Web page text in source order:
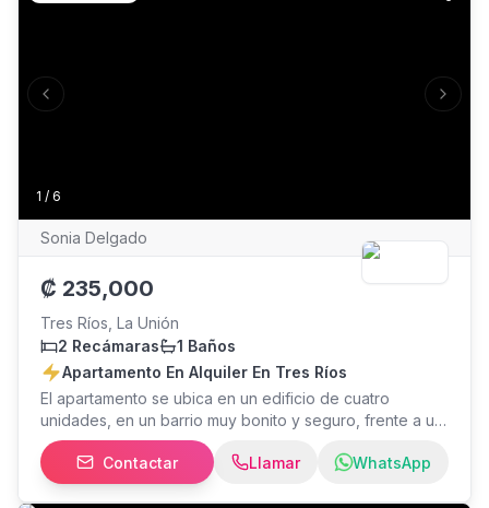
1 / 6
Previous slide Next
Sonia Delgado
₡ 235,000
Tres Ríos, La Unión
2 Recámaras
1 Baños
Apartamento En Alquiler En Tres Ríos
El apartamento se ubica en un edificio de cuatro
unidades, en un barrio muy bonito y seguro, frente a un
lindo parque. Está en planta baja y cuenta con dos
habitaciones. Baño completo Sala comendor con la
cocina integrada Cuarto de pilas El apartamento es para
Contactar Llamar WhatsApp